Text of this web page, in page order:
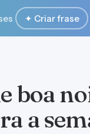
✦ Criar frase
boa
a